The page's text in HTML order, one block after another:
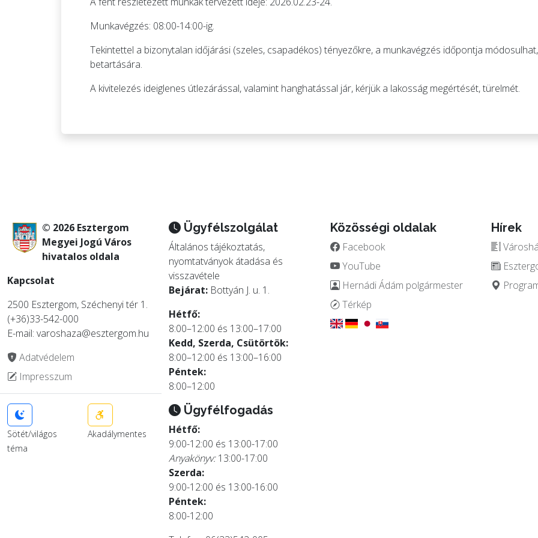
Munkavégzés: 08:00-14:00-ig.
Tekintettel a bizonytalan időjárási (szeles, csapadékos) tényezőkre, a munkavégzés időpontja
betartására.
A kivitelezés ideiglenes útlezárással, valamint hanghatással jár, kérjük a lakosság megértését, türelmét.
© 2026 Esztergom
Megyei Jogú Város
hivatalos oldala
Kapcsolat
2500 Esztergom, Széchenyi tér 1.
(+36)33-542-000
E-mail: varoshaza@esztergom.hu
Adatvédelem
Impresszum
Sötét/világos
téma
Akadálymentes
Ügyfélszolgálat
Általános tájékoztatás,
nyomtatványok átadása és
visszavétele
Bejárat:Bottyán J. u. 1.
Hétfő:
8:00–12:00 és 13:00–17:00
Kedd, Szerda, Csütörtök:
8:00–12:00 és 13:00–16:00
Péntek:
8:00–12:00
Ügyfélfogadás
Hétfő:
9:00-12:00 és 13:00-17:00
Anyakönyv:13:00-17:00
Szerda:
9:00-12:00 és 13:00-16:00
Péntek:
8:00-12:00
Közösségi oldalak
Facebook
YouTube
Hernádi Ádám polgármester
Térkép
Hírek